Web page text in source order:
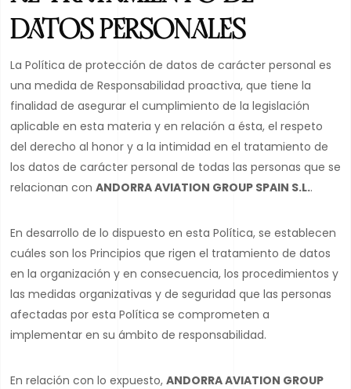
DATOS PERSONALES
La Política de protección de datos de carácter personal es
una medida de Responsabilidad proactiva, que tiene la
finalidad de asegurar el cumplimiento de la legislación
aplicable en esta materia y en relación a ésta, el respeto
del derecho al honor y a la intimidad en el tratamiento de
los datos de carácter personal de todas las personas que se
relacionan con ANDORRA AVIATION GROUP SPAIN S.L..
En desarrollo de lo dispuesto en esta Política, se establecen
cuáles son los Principios que rigen el tratamiento de datos
en la organización y en consecuencia, los procedimientos y
las medidas organizativas y de seguridad que las personas
afectadas por esta Política se comprometen a
implementar en su ámbito de responsabilidad.
En relación con lo expuesto, ANDORRA AVIATION GROUP